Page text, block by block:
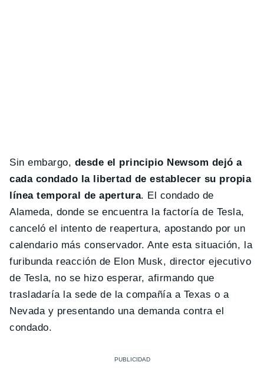
Sin embargo, desde el principio Newsom dejó a
cada condado la libertad de establecer su propia
línea temporal de apertura. El condado de
Alameda, donde se encuentra la factoría de Tesla,
canceló el intento de reapertura, apostando por un
calendario más conservador. Ante esta situación, la
furibunda reacción de Elon Musk, director ejecutivo
de Tesla, no se hizo esperar, afirmando que
trasladaría la sede de la compañía a Texas o a
Nevada y presentando una demanda contra el
condado.